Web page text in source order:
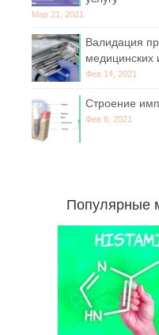
Мар 21, 2021
Валидация
медицинских
Фев 14, 2021
Строение
Фев 8, 2021
Популярные